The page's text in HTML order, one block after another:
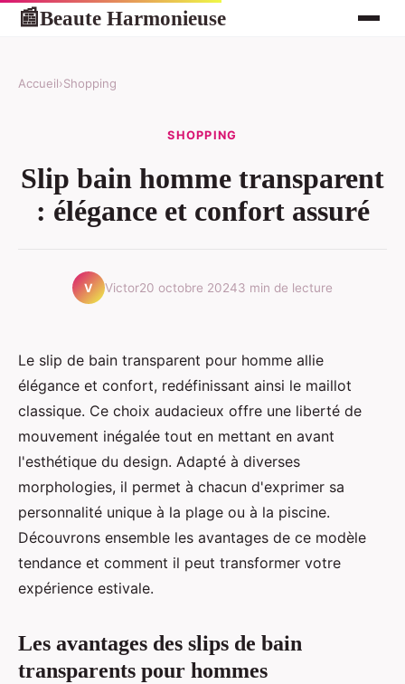
📰Beaute Harmonieuse
Accueil›Shopping
SHOPPING
Slip bain homme transparent
: élégance et confort assuré
V Victor20 octobre 20243 min de lecture
Le slip de bain transparent pour homme allie
élégance et confort, redéfinissant ainsi le maillot
classique. Ce choix audacieux offre une liberté de
mouvement inégalée tout en mettant en avant
l'esthétique du design. Adapté à diverses
morphologies, il permet à chacun d'exprimer sa
personnalité unique à la plage ou à la piscine.
Découvrons ensemble les avantages de ce modèle
tendance et comment il peut transformer votre
expérience estivale.
Les avantages des slips de bain
transparents pour hommes